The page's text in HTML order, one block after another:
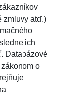
zmluvy atď.)
ich
Databázové
o